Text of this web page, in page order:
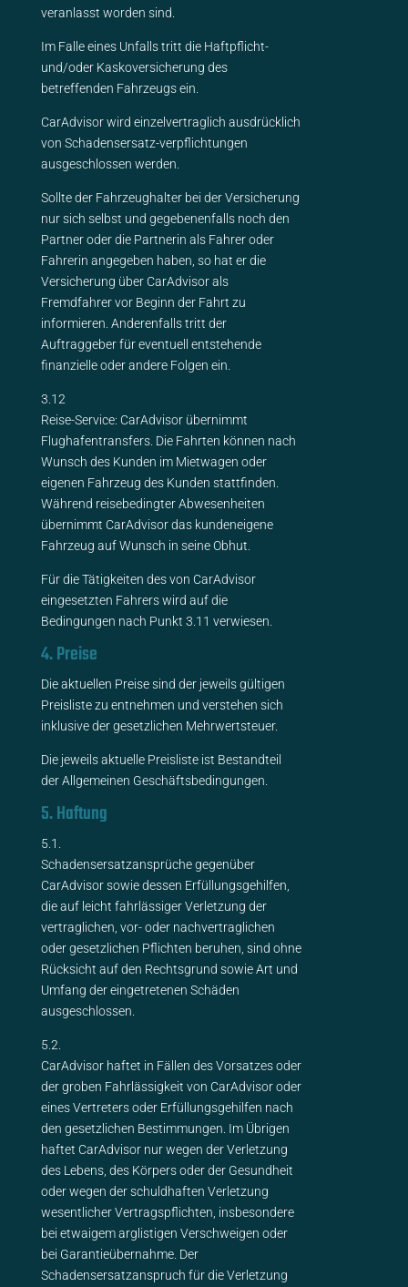
veranlasst worden sind.
Im Falle eines Unfalls tritt die Haftpflicht-
und/oder Kaskoversicherung des
betreffenden Fahrzeugs ein.
CarAdvisor wird einzelvertraglich ausdrücklich
von Schadensersatz-verpflichtungen
ausgeschlossen werden.
Sollte der Fahrzeughalter bei der Versicherung
nur sich selbst und gegebenenfalls noch den
Partner oder die Partnerin als Fahrer oder
Fahrerin angegeben haben, so hat er die
Versicherung über CarAdvisor als
Fremdfahrer vor Beginn der Fahrt zu
informieren. Anderenfalls tritt der
Auftraggeber für eventuell entstehende
finanzielle oder andere Folgen ein.
3.12
Reise-Service: CarAdvisor übernimmt
Flughafentransfers. Die Fahrten können nach
Wunsch des Kunden im Mietwagen oder
eigenen Fahrzeug des Kunden stattfinden.
Während reisebedingter Abwesenheiten
übernimmt CarAdvisor das kundeneigene
Fahrzeug auf Wunsch in seine Obhut.
Für die Tätigkeiten des von CarAdvisor
eingesetzten Fahrers wird auf die
Bedingungen nach Punkt 3.11 verwiesen.
4. Preise
Die aktuellen Preise sind der jeweils gültigen
Preisliste zu entnehmen und verstehen sich
inklusive der gesetzlichen Mehrwertsteuer.
Die jeweils aktuelle Preisliste ist Bestandteil
der Allgemeinen Geschäftsbedingungen.
5. Haftung
5.1.
Schadensersatzansprüche gegenüber
CarAdvisor sowie dessen Erfüllungsgehilfen,
die auf leicht fahrlässiger Verletzung der
vertraglichen, vor- oder nachvertraglichen
oder gesetzlichen Pflichten beruhen, sind ohne
Rücksicht auf den Rechtsgrund sowie Art und
Umfang der eingetretenen Schäden
ausgeschlossen.
5.2.
CarAdvisor haftet in Fällen des Vorsatzes oder
der groben Fahrlässigkeit von CarAdvisor oder
eines Vertreters oder Erfüllungsgehilfen nach
den gesetzlichen Bestimmungen. Im Übrigen
haftet CarAdvisor nur wegen der Verletzung
des Lebens, des Körpers oder der Gesundheit
oder wegen der schuldhaften Verletzung
wesentlicher Vertragspflichten, insbesondere
bei etwaigem arglistigen Verschweigen oder
bei Garantieübernahme. Der
Schadensersatzanspruch für die Verletzung